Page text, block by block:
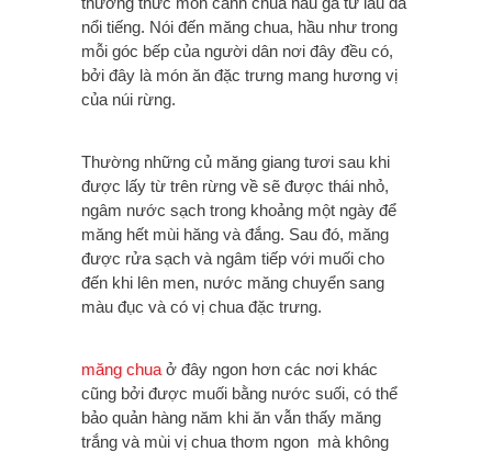
nổi tiếng. Nói đến măng chua, hầu như trong
mỗi góc bếp của người dân nơi đây đều có,
bởi đây là món ăn đặc trưng mang hương vị
của núi rừng.
Thường những củ măng giang tươi sau khi
được lấy từ trên rừng về sẽ được thái nhỏ,
ngâm nước sạch trong khoảng một ngày để
măng hết mùi hăng và đắng. Sau đó, măng
được rửa sạch và ngâm tiếp với muối cho
đến khi lên men, nước măng chuyển sang
màu đục và có vị chua đặc trưng.
măng chua ở đây ngon hơn các nơi khác
cũng bởi được muối bằng nước suối, có thể
bảo quản hàng năm khi ăn vẫn thấy măng
trắng và mùi vị chua thơm ngon mà không